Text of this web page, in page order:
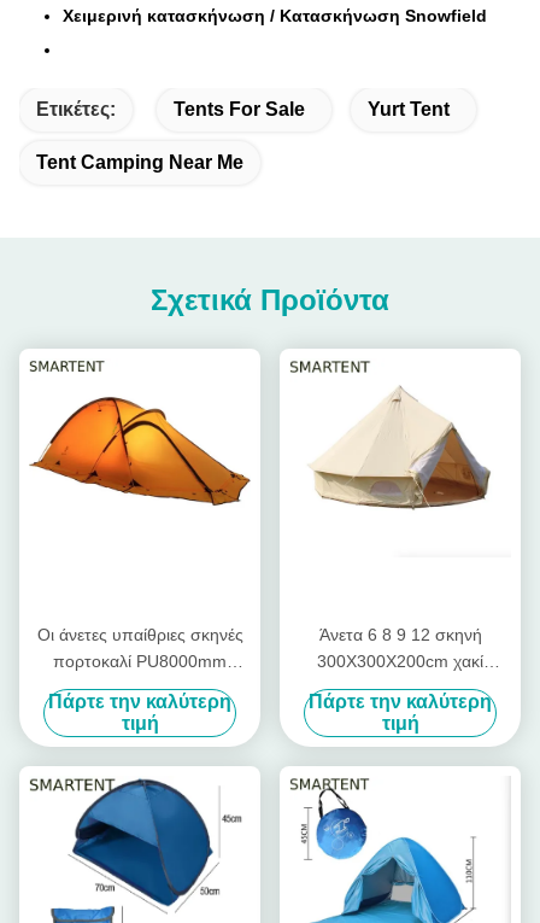
Χειμερινή κατασκήνωση / Κατασκήνωση Snowfield
Ετικέτες: Tents For Sale Yurt Tent
Tent Camping Near Me
Σχετικά Προϊόντα
Οι άνετες υπαίθριες σκηνές
πορτοκαλί PU8000mm
στρατοπέδευσης έντυσαν το
νάυλον Ripstop θόλο
πλαισίων αργιλίου 360T
Πάρτε την καλύτερη
τιμή
Άνετα 6 8 9 12 σκηνή
300X300X200cm χακί
αδιάβροχο βαμβάκι
PU3000mm καμπινών 10
ατόμων
Πάρτε την καλύτερη
τιμή